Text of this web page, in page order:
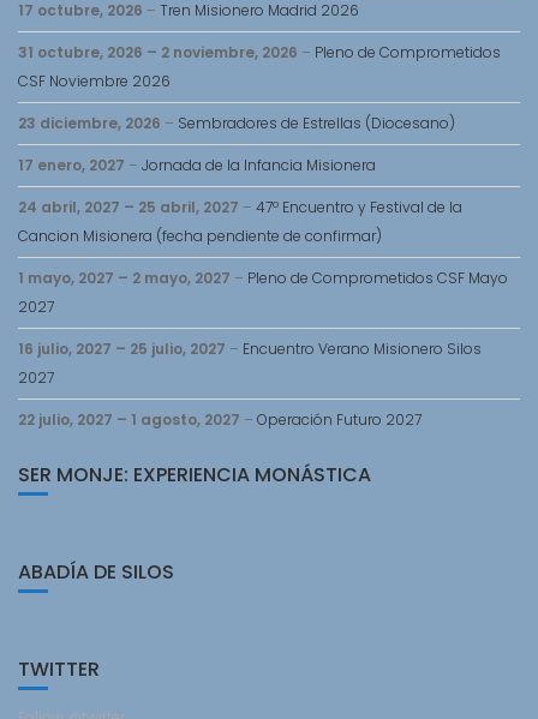
17 octubre, 2026 – Tren Misionero Madrid 2026
31 octubre, 2026 – 2 noviembre, 2026 – Pleno de Comprometidos
CSF Noviembre 2026
23 diciembre, 2026 – Sembradores de Estrellas (Diocesano)
17 enero, 2027 – Jornada de la Infancia Misionera
24 abril, 2027 – 25 abril, 2027 – 47º Encuentro y Festival de la
Cancion Misionera (fecha pendiente de confirmar)
1 mayo, 2027 – 2 mayo, 2027 – Pleno de Comprometidos CSF Mayo
2027
16 julio, 2027 – 25 julio, 2027 – Encuentro Verano Misionero Silos
2027
22 julio, 2027 – 1 agosto, 2027 – Operación Futuro 2027
SER MONJE: EXPERIENCIA MONÁSTICA
ABADÍA DE SILOS
TWITTER